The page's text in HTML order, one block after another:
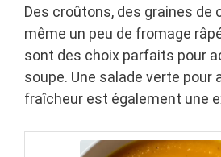
Des croûtons, des graines de
même un peu de fromage
sont des choix parfaits pour
soupe. Une salade verte pour
fraîcheur est également une